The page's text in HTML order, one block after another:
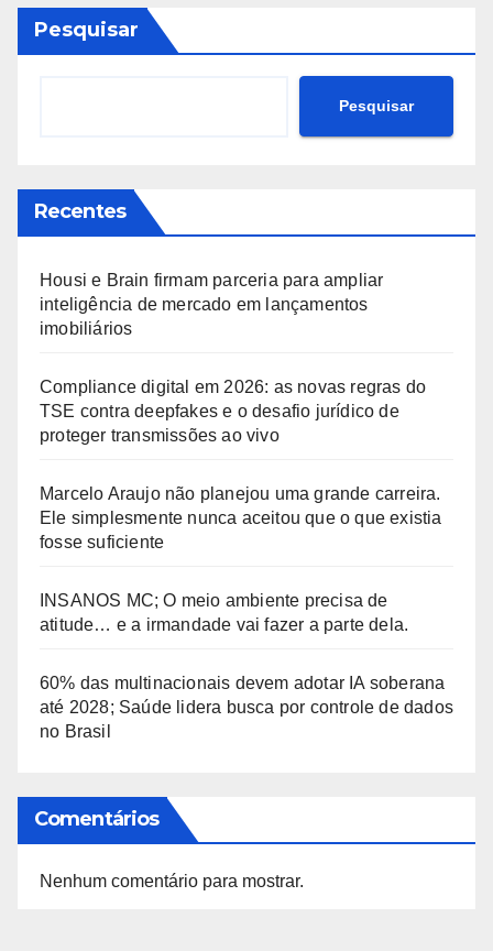
Pesquisar
Pesquisar
Recentes
Housi e Brain firmam parceria para ampliar
inteligência de mercado em lançamentos
imobiliários
Compliance digital em 2026: as novas regras do
TSE contra deepfakes e o desafio jurídico de
proteger transmissões ao vivo
Marcelo Araujo não planejou uma grande carreira.
Ele simplesmente nunca aceitou que o que existia
fosse suficiente
INSANOS MC; O meio ambiente precisa de
atitude… e a irmandade vai fazer a parte dela.
60% das multinacionais devem adotar IA soberana
até 2028; Saúde lidera busca por controle de dados
no Brasil
Comentários
Nenhum comentário para mostrar.